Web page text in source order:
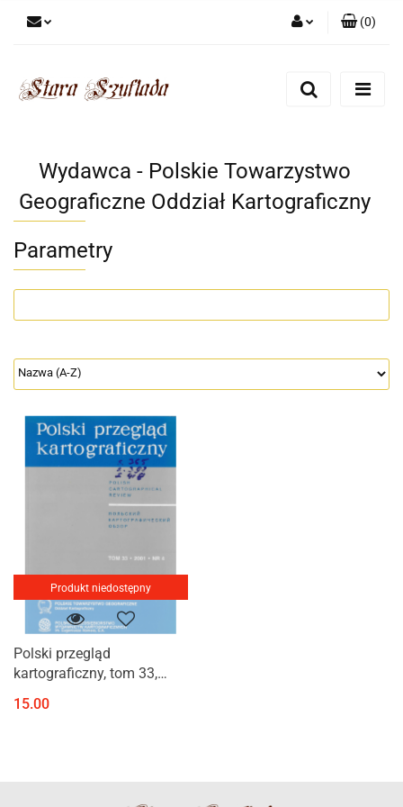
Zarejestruj się
(0)
Wydawca - Polskie Towarzystwo
Geograficzne Oddział Kartograficzny
Parametry
Produkt niedostępny
Polski przegląd
kartograficzny, tom 33,
15.00